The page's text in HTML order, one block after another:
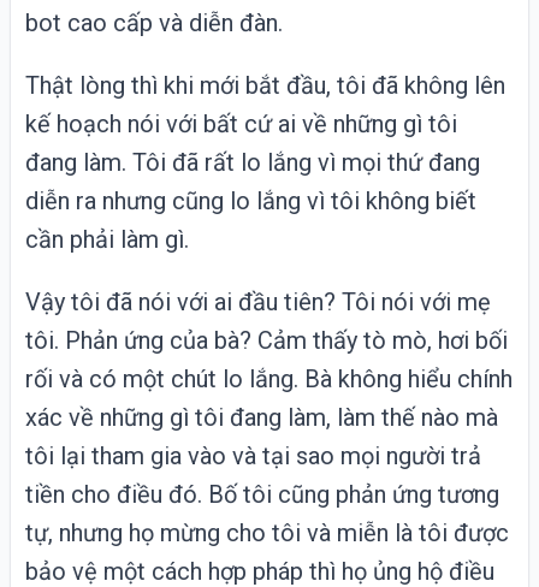
bot cao cấp và diễn đàn.
Thật lòng thì khi mới bắt đầu, tôi đã không lên
kế hoạch nói với bất cứ ai về những gì tôi
đang làm. Tôi đã rất lo lắng vì mọi thứ đang
diễn ra nhưng cũng lo lắng vì tôi không biết
cần phải làm gì.
Vậy tôi đã nói với ai đầu tiên? Tôi nói với mẹ
tôi. Phản ứng của bà? Cảm thấy tò mò, hơi bối
rối và có một chút lo lắng. Bà không hiểu chính
xác về những gì tôi đang làm, làm thế nào mà
tôi lại tham gia vào và tại sao mọi người trả
tiền cho điều đó. Bố tôi cũng phản ứng tương
tự, nhưng họ mừng cho tôi và miễn là tôi được
bảo vệ một cách hợp pháp thì họ ủng hộ điều